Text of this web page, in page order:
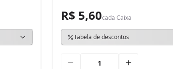
R$ 5,60cada Caixa
Tabela de descontos